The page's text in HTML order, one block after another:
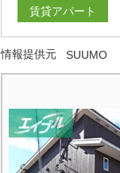
賃貸アパート
情報提供元 SUUMO